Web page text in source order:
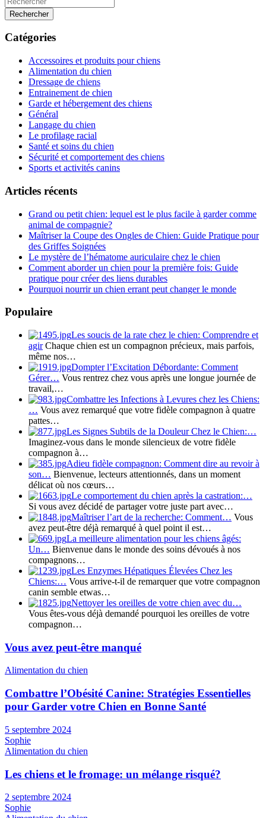
Rechercher
Catégories
Accessoires et produits pour chiens
Alimentation du chien
Dressage de chiens
Entrainement de chien
Garde et hébergement des chiens
Général
Langage du chien
Le profilage racial
Santé et soins du chien
Sécurité et comportement des chiens
Sports et activités canins
Articles récents
Grand ou petit chien: lequel est le plus facile à garder comme
animal de compagnie?
Maîtriser la Coupe des Ongles de Chien: Guide Pratique pour
des Griffes Soignées
Le mystère de l’hématome auriculaire chez le chien
Comment aborder un chien pour la première fois: Guide
pratique pour créer des liens durables
Pourquoi nourrir un chien errant peut changer le monde
Populaire
Les soucis de la rate chez le chien: Comprendre et
agirChaque chien est un compagnon précieux, mais parfois,
même nos…
Dompter l’Excitation Débordante: Comment
Gérer… Vous rentrez chez vous après une longue journée de
travail,…
Combattre les Infections à Levures chez les Chiens:
… Vous avez remarqué que votre fidèle compagnon à quatre
pattes…
Les Signes Subtils de la Douleur Chez le Chien:…
Imaginez-vous dans le monde silencieux de votre fidèle
compagnon à…
Adieu fidèle compagnon: Comment dire au revoir à
son… Bienvenue, lecteurs attentionnés, dans un moment
délicat où nos cœurs…
Le comportement du chien après la castration:…
Si vous avez décidé de partager votre juste part avec…
Maîtriser l’art de la recherche: Comment… Vous
avez peut-être déjà remarqué à quel point il est…
La meilleure alimentation pour les chiens âgés:
Un… Bienvenue dans le monde des soins dévoués à nos
compagnons…
Les Enzymes Hépatiques Élevées Chez les
Chiens:… Vous arrive-t-il de remarquer que votre compagnon
canin semble etwas…
Nettoyer les oreilles de votre chien avec du…
Vous êtes-vous déjà demandé pourquoi les oreilles de votre
compagnon…
Vous avez peut-être manqué
Alimentation du chien
Combattre l’Obésité Canine: Stratégies Essentielles
pour Garder votre Chien en Bonne Santé
5 septembre 2024
Sophie
Alimentation du chien
Les chiens et le fromage: un mélange risqué?
2 septembre 2024
Sophie